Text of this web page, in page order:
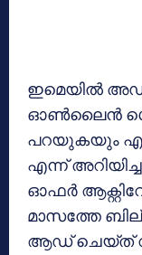
ഇമെയില്‍
ഓണ്‍ലൈന്‍
പറയുകയും
എന്ന്
ഓഫര്‍
മാസത്തേ
ആഡ് ചെയ്ത്